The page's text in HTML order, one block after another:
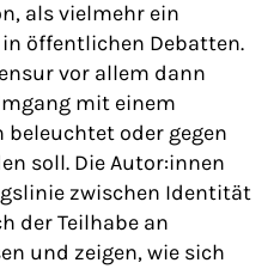
als vielmehr ein
öffentlichen Debatten.
vor allem dann
mit einem
oder gegen
soll. Die Autor:innen
zwischen Identität
der Teilhabe an
und zeigen, wie sich